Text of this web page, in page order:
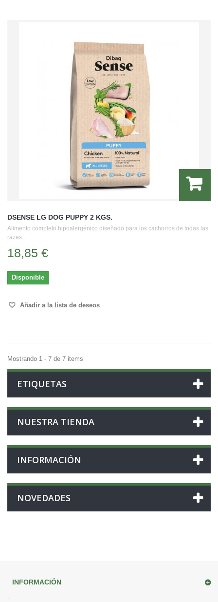
DSENSE LG DOG PUPPY 2 KGS.
Alimento completo hipoalergénico diseñado para los cachorros de todas las
razas...
18,85 €
Disponible
Añadir a la lista de deseos
Mostrando 1 - 7 de 7 items
ETIQUETAS
NUESTRA TIENDA
INFORMACIÓN
NOVEDADES
INFORMACIÓN
.